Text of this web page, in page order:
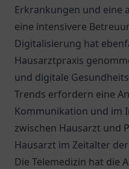
Erkrankungen und eine
eine intensivere
Digitalisierung hat
Hausarztpraxis
und digitale
Trends erfordern eine
Kommunikation und im
zwischen Hausarzt und
Hausarzt im Zeitalter
Die Telemedizin hat die